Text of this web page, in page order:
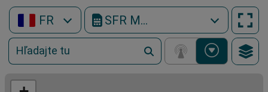
FR SFR Mobile